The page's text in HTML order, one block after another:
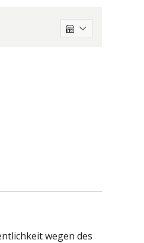
wegen des